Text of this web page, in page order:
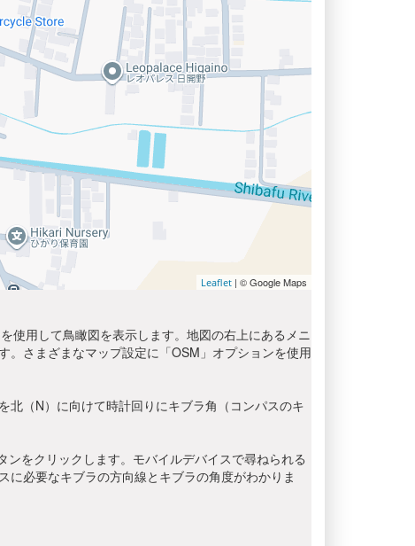
Leaflet | © Google Maps
使用して鳥瞰図を表示します。地図の右上にあるメニ
さまざまなマップ設定に「OSM」オプションを使用
（N）に向けて時計回りにキブラ角（コンパスのキ
をクリックします。モバイルデバイスで尋ねられる
必要なキブラの方向線とキブラの角度がわかりま